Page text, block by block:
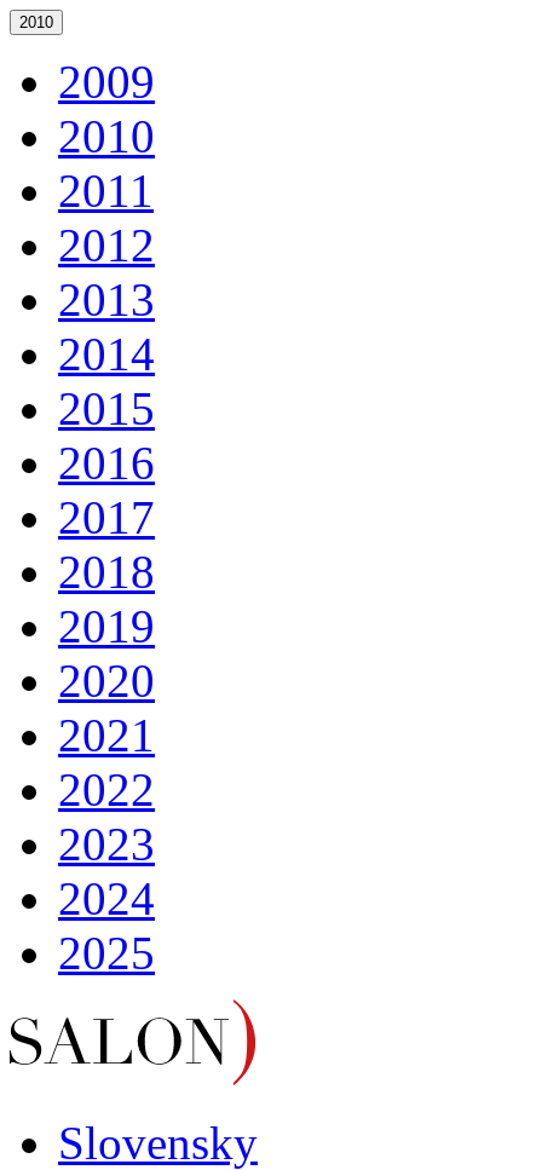
2010
2009
2010
2011
2012
2013
2014
2015
2016
2017
2018
2019
2020
2021
2022
2023
2024
2025
Slovensky